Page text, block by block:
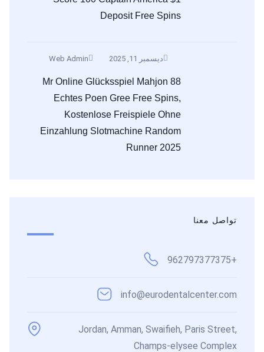
Deposit Free Spins
ديسمبر 11, 2025 Web Admin
Mr Online Glücksspiel Mahjon 88
Echtes Poen Gree Free Spins,
Kostenlose Freispiele Ohne
Einzahlung Slotmachine Random
Runner 2025
تواصل معنا
+962797377375
info@eurodentalcenter.com
Jordan, Amman, Swaifieh, Paris Street,
Champs-elysee Complex